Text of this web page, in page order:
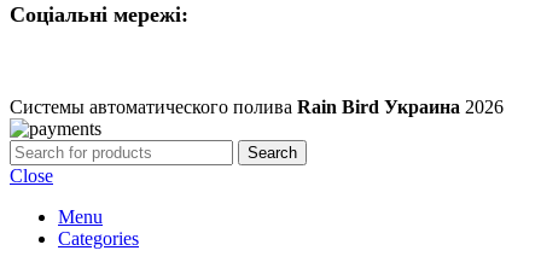
Соціальні мережі:
Системы автоматического полива Rain Bird Украина 2026
Search
Close
Menu
Categories